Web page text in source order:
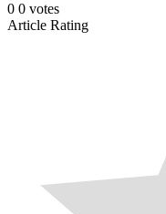
0 0 votes
Article Rating